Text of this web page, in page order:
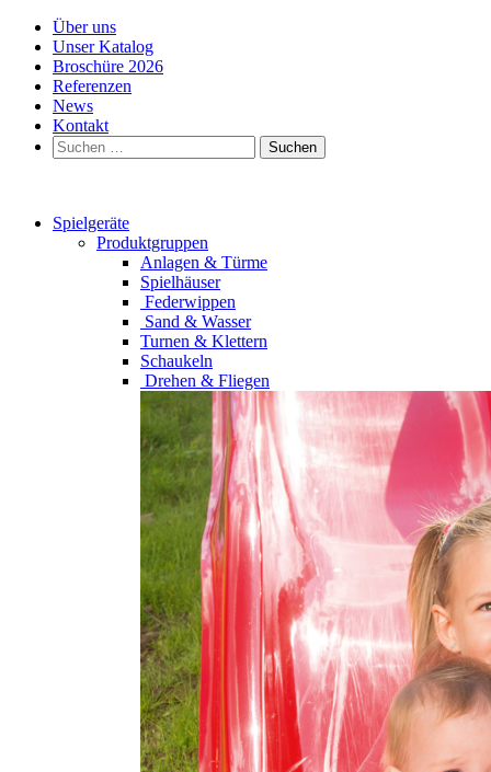
Über uns
Unser Katalog
Broschüre 2026
Referenzen
News
Kontakt
Suchen
nach:
Spielgeräte
Produktgruppen
Anlagen & Türme
Spielhäuser
Federwippen
Sand & Wasser
Turnen & Klettern
Schaukeln
Drehen & Fliegen